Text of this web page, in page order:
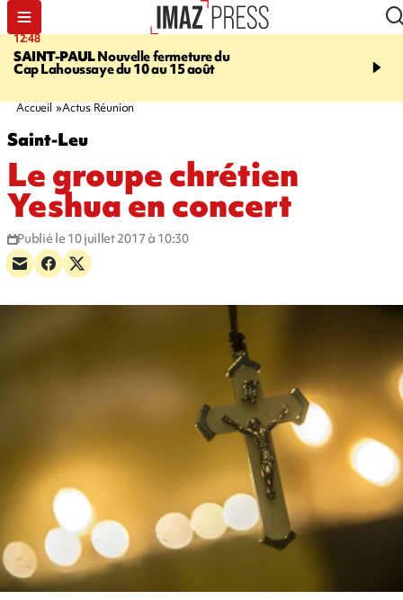
12:48
SAINT-PAULNouvelle fermeture du
Cap Lahoussaye du 10 au 15 août
14:23
massif de migrants, la
Accueil Actus Réunion
Saint-Leu
Le groupe chrétien
Yeshua en concert
Publié le 10 juillet 2017 à 10:30